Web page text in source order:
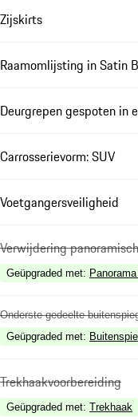
Zijskirts
Raamomlijsting in Satin
Deurgrepen gespoten in
Carrosserievorm: SUV
Voetgangersveiligheid
Verwijdering
Geüpgraded met:
Onderste gedeelte
Geüpgraded met:
Trekhaakvoorbereiding
Geüpgraded met: Trekhaak